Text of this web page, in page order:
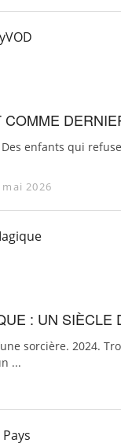
enfants qui
mai 2026
: UN
sorcière. 2024.
...